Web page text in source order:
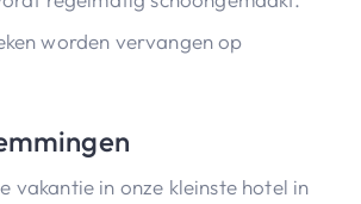
worden vervangen op
vakantie in onze kleinste hotel in